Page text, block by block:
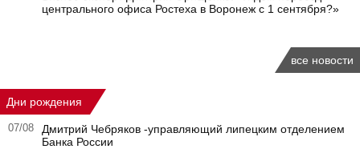
центрального офиса Ростеха в Воронеж с 1 сентября?»
все новости
Дни рождения
07/08
Дмитрий Чебряков -управляющий липецким отделением
Банка России